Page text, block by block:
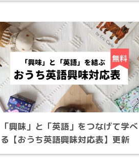
「興味」と「英語」をつなげて学べ
る【おうち英語興味対応表】更新